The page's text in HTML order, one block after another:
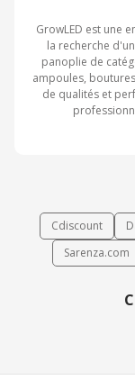
GrowLED est une
la recherche
panoplie de
ampoules,
de qualités et
Cdiscount
Sarenza.com